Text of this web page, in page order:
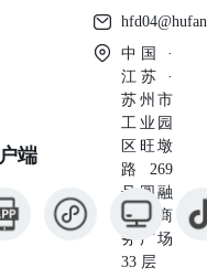
心逻辑是：AI工厂本质上是
分配，将围绕Token生
我们认为，黄仁勋提出
时代的产业价值体系：1）
工厂的本质是电力到
爆发，能源成本正在成为
重要性持续提升。 2）芯
时代，AI芯片竞争正在从
率竞争。GPU、XPU与推
生成进行优化。 3）基
。光互联、IDC、云计算
随着多模型与多Agent协同
端
中国 ·
江苏 ·
苏州市
工业园
区旺墩
路269
号圆融
星座商
务广场
33 层